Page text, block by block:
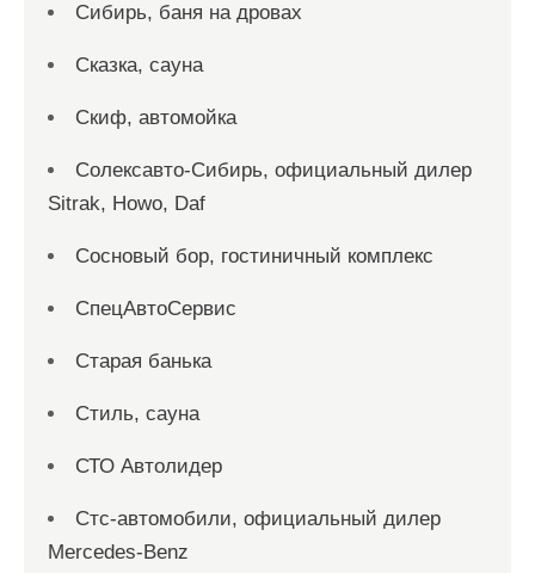
Сибирь, баня на дровах
Сказка, сауна
Скиф, автомойка
Солексавто-Сибирь, официальный дилер
Sitrak, Howo, Daf
Сосновый бор, гостиничный комплекс
СпецАвтоСервис
Старая банька
Стиль, сауна
СТО Автолидер
Стс-автомобили, официальный дилер
Mercedes-Benz